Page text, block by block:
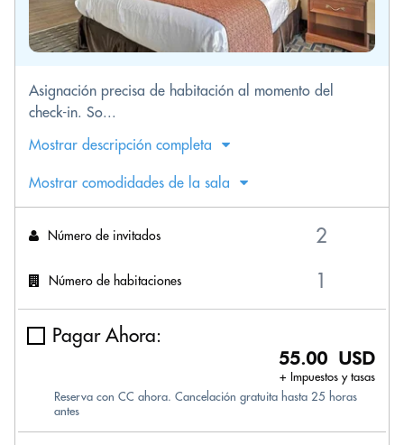
Asignación precisa de habitación al momento del
check-in. So...
Mostrar descripción completa
Mostrar comodidades de la sala
Número de invitados
Número de habitaciones
Pagar Ahora:
55.00 USD
+ Impuestos y tasas
Reserva con CC ahora. Cancelación gratuita hasta 25 horas
antes